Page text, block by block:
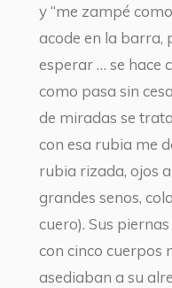
y “me zampé
acode en la barra,
esperar … se hace
como pasa sin
de miradas se
con esa rubia me
rubia rizada, ojos
grandes senos,
cuero). Sus
con cinco cuerpos
asediaban a su